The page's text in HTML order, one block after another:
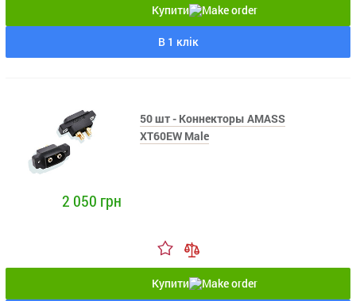
Купити
В 1 клік
50 шт - Коннекторы AMASS
XT60EW Male
2 050 грн
Купити